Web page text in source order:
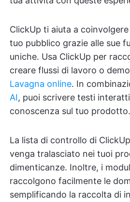
ClickUp ti aiuta a
tuo pubblico grazie alle sue
uniche. Usa ClickUp per
creare flussi di lavoro o
Lavagna online. In
AI, puoi scrivere testi
conoscenza sul tuo prodotto.
La lista di controllo di
venga tralasciato nei tuoi
dimenticanze. Inoltre, i
raccolgono facilmente le
semplificando la raccolta di